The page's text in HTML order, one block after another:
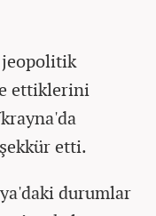
jeopolitik
ettiklerini
etti.
durumlar